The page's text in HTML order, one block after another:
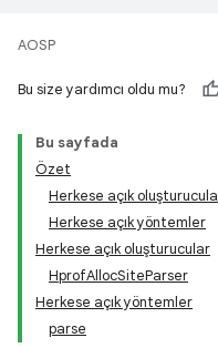
AOSP
Bu size yardımcı oldu mu?
Bu sayfada
Özet
Herkese açık
Herkese açık yöntemler
Herkese açık oluşturucular
HprofAllocSiteParser
Herkese açık yöntemler
parse